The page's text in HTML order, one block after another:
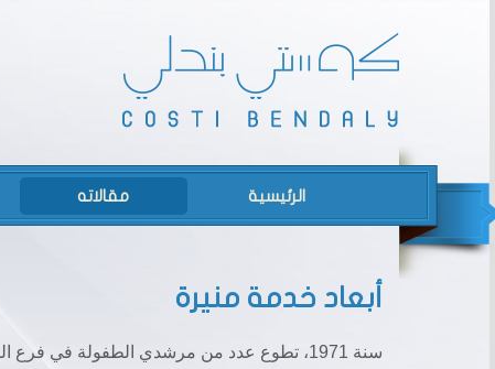
الرئيسية مقالاته
أبعاد خدمة منيرة
سنة 1971، تطوع عدد من مرشدي الطفولة في